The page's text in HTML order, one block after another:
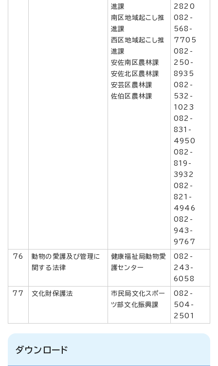
進課
南区地域起こし推
進課
西区地域起こし推
進課
安佐南区農林課
安佐北区農林課
安芸区農林課
佐伯区農林課
2820
082-
568-
7705
082-
250-
8935
082-
532-
1023
082-
831-
4950
082-
819-
3932
082-
821-
4946
082-
943-
9767
76
動物の愛護及び管理に
関する法律
健康福祉局動物愛
護センター
082-
243-
6058
77 文化財保護法
市民局文化スポー
ツ部文化振興課
082-
504-
2501
ダウンロード